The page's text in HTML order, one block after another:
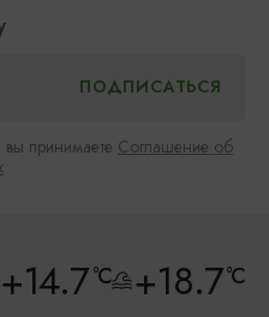
принимаете Соглашение об
+14.7°C +18.7°C